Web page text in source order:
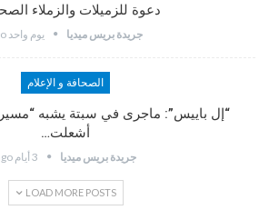
دعوة للزميلات والزملاء
جريدة بريس ميديا يوم واحد ago
الصحافة و الإعلام
“إل باييس”: ماجرى في سبتة يشبه
أشعلت…
جريدة بريس ميديا 3 أيام ago
LOAD MORE POSTS